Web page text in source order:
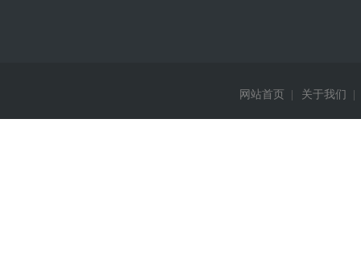
网站首页 关于我们